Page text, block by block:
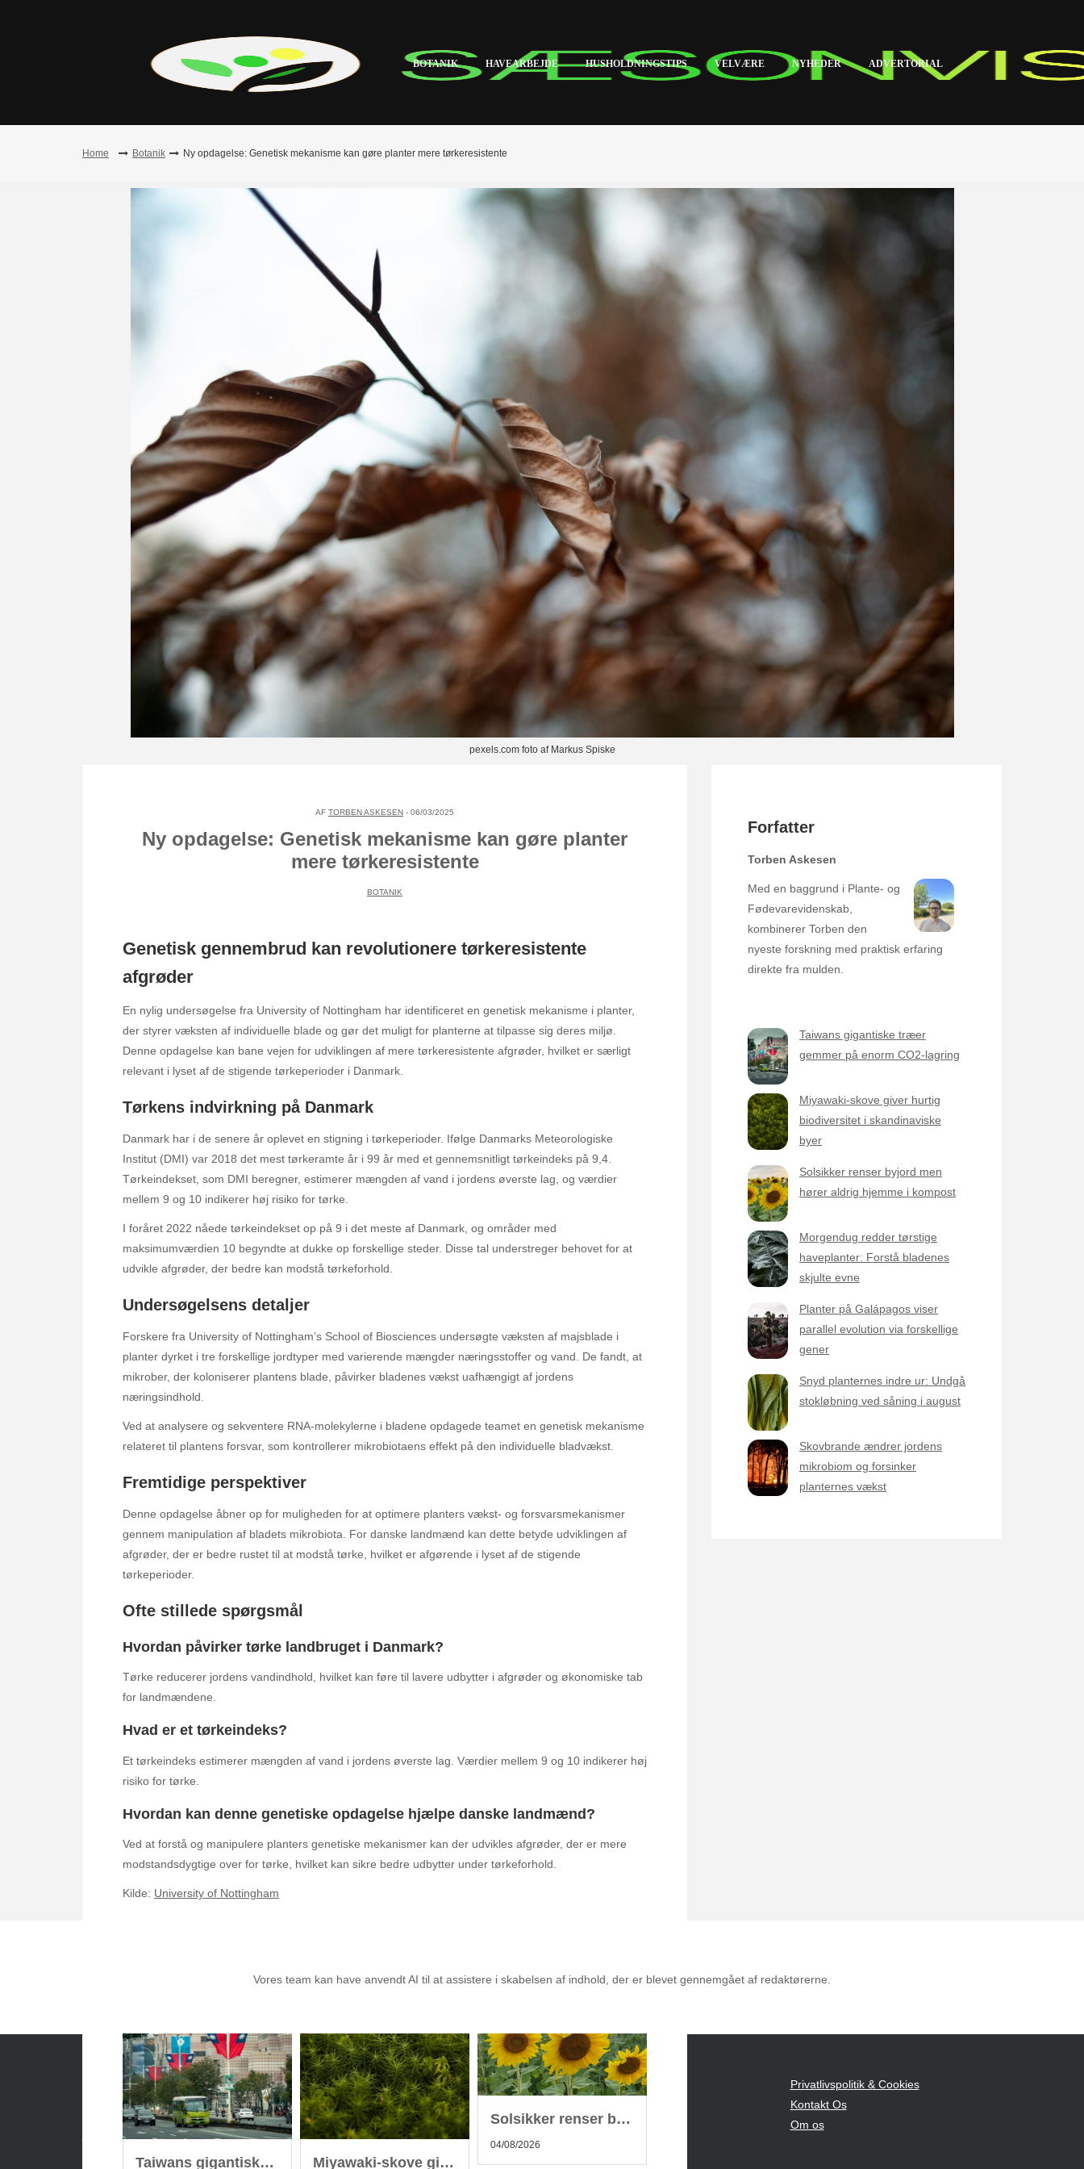
BOTANIK HAVEARBEJDE HUSHOLDNINGSTIPS VELVÆRE NYHEDER ADVERTORIAL
Home Botanik Ny opdagelse: Genetisk mekanisme kan gøre planter mere tørkeresistente
pexels.com foto af Markus Spiske
AF TORBEN ASKESEN - 06/03/2025
Ny opdagelse: Genetisk mekanisme kan gøre planter
mere tørkeresistente
BOTANIK
Genetisk gennembrud kan revolutionere tørkeresistente
afgrøder
En nylig undersøgelse fra University of Nottingham har identificeret en genetisk mekanisme i planter,
der styrer væksten af individuelle blade og gør det muligt for planterne at tilpasse sig deres miljø.
Denne opdagelse kan bane vejen for udviklingen af mere tørkeresistente afgrøder, hvilket er særligt
relevant i lyset af de stigende tørkeperioder i Danmark.
Tørkens indvirkning på Danmark
Danmark har i de senere år oplevet en stigning i tørkeperioder. Ifølge Danmarks Meteorologiske
Institut (DMI) var 2018 det mest tørkeramte år i 99 år med et gennemsnitligt tørkeindeks på 9,4.
Tørkeindekset, som DMI beregner, estimerer mængden af vand i jordens øverste lag, og værdier
mellem 9 og 10 indikerer høj risiko for tørke.
I foråret 2022 nåede tørkeindekset op på 9 i det meste af Danmark, og områder med
maksimumværdien 10 begyndte at dukke op forskellige steder. Disse tal understreger behovet for at
udvikle afgrøder, der bedre kan modstå tørkeforhold.
Undersøgelsens detaljer
Forskere fra University of Nottingham’s School of Biosciences undersøgte væksten af majsblade i
planter dyrket i tre forskellige jordtyper med varierende mængder næringsstoffer og vand. De fandt, at
mikrober, der koloniserer plantens blade, påvirker bladenes vækst uafhængigt af jordens
næringsindhold.
Ved at analysere og sekventere RNA-molekylerne i bladene opdagede teamet en genetisk mekanisme
relateret til plantens forsvar, som kontrollerer mikrobiotaens effekt på den individuelle bladvækst.
Fremtidige perspektiver
Denne opdagelse åbner op for muligheden for at optimere planters vækst- og forsvarsmekanismer
gennem manipulation af bladets mikrobiota. For danske landmænd kan dette betyde udviklingen af
afgrøder, der er bedre rustet til at modstå tørke, hvilket er afgørende i lyset af de stigende
tørkeperioder.
Ofte stillede spørgsmål
Hvordan påvirker tørke landbruget i Danmark?
Tørke reducerer jordens vandindhold, hvilket kan føre til lavere udbytter i afgrøder og økonomiske tab
for landmændene.
Hvad er et tørkeindeks?
Et tørkeindeks estimerer mængden af vand i jordens øverste lag. Værdier mellem 9 og 10 indikerer høj
risiko for tørke.
Hvordan kan denne genetiske opdagelse hjælpe danske landmænd?
Ved at forstå og manipulere planters genetiske mekanismer kan der udvikles afgrøder, der er mere
modstandsdygtige over for tørke, hvilket kan sikre bedre udbytter under tørkeforhold.
Kilde: University of Nottingham
Taiwans gigantiske træer gemmer på enorm CO2-lagring Miyawaki-skove giver hurtig biodiversitet i skandinaviske byer
Solsikker renser byjord men hører aldrig hjemme i kompost
04/08/2026
Forfatter
Torben Askesen
Med en baggrund i Plante- og
Fødevarevidenskab,
kombinerer Torben den
nyeste forskning med praktisk erfaring
direkte fra mulden.
Taiwans gigantiske træer
gemmer på enorm CO2-lagring
Miyawaki-skove giver hurtig
biodiversitet i skandinaviske
byer
Solsikker renser byjord men
hører aldrig hjemme i kompost
Morgendug redder tørstige
haveplanter: Forstå bladenes
skjulte evne
Planter på Galápagos viser
parallel evolution via forskellige
gener
Snyd planternes indre ur: Undgå
stokløbning ved såning i august
Skovbrande ændrer jordens
mikrobiom og forsinker
planternes vækst
Vores team kan have anvendt AI til at assistere i skabelsen af indhold, der er blevet gennemgået af redaktørerne.
Sæsonvis- Din foretrukne kilde til alt
inden for havearbejde og botanik. Få
jordnære råd, spændende nyheder fra
Privatlivspolitik & Cookies
Kontakt Os
Om os